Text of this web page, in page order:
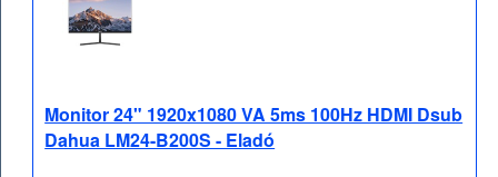
Monitor 24" 1920x1080 VA 5ms 100Hz HDMI Dsub
Dahua LM24-B200S - Eladó